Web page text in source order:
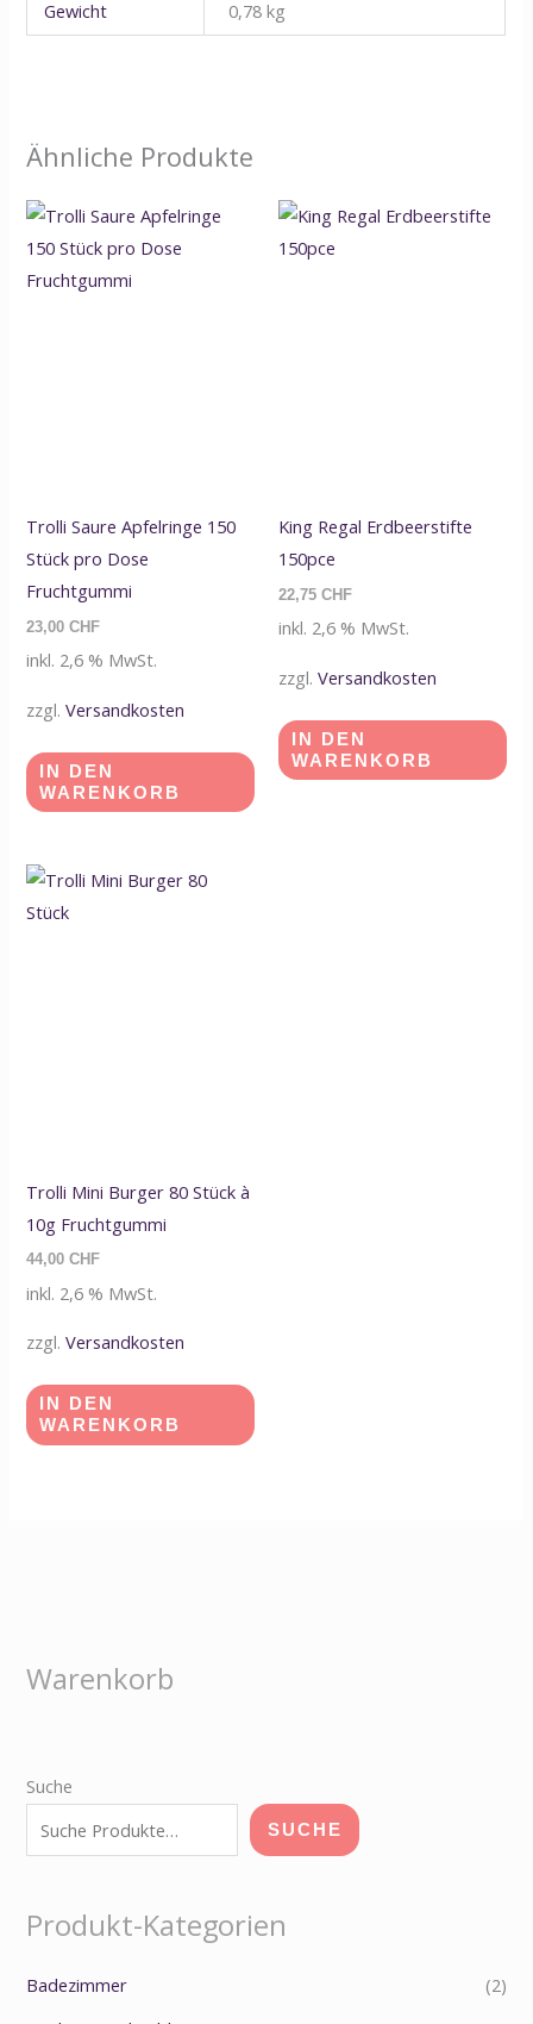
Gewicht 0,78 kg
Ähnliche Produkte
Trolli Saure Apfelringe 150
Stück pro Dose
Fruchtgummi
23,00CHF
inkl. 2,6 % MwSt.
zzgl.Versandkosten
IN DEN
WARENKORB
King Regal Erdbeerstifte
150pce
22,75 CHF
inkl. 2,6 % MwSt.
zzgl. Versandkosten
IN DEN
WARENKORB
Trolli Mini Burger 80 Stück à
10g Fruchtgummi
44,00CHF
inkl. 2,6 % MwSt.
zzgl.Versandkosten
IN DEN
WARENKORB
Warenkorb
Suche
SUCHE
Produkt-Kategorien
Badezimmer
(2)